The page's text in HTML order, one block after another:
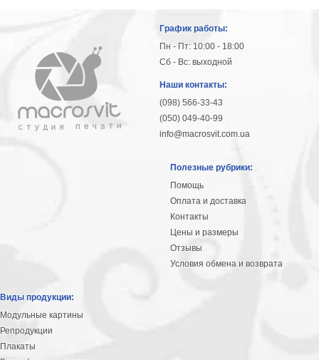
График работы:
Пн - Пт: 10:00 - 18:00
Сб - Вс: выходной
Наши контакты:
(098) 566-33-43
(050) 049-40-99
info@macrosvit.com.ua
Полезные рубрики:
Помощь
Оплата и доставка
Контакты
Цены и размеры
Отзывы
Условия обмена и возврата
Виды продукции:
Модульные картины
Репродукции
Плакаты